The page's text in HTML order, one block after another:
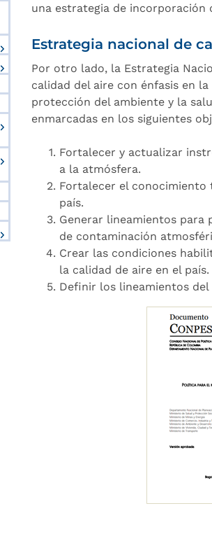
una estrategia de incorporación
Estrategia nacional de
Por otro lado, la Estrategia
calidad del aire con énfasis en
protección del ambiente y la
enmarcadas en los siguientes
Fortalecer y actualizar
a la atmósfera.
Fortalecer el conocimiento
país.
Generar lineamientos para
de contaminación
Crear las condiciones
la calidad de aire en el país.
Definir los lineamientos del